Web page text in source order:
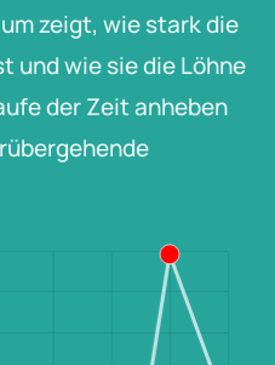
zeigt, wie stark die
wie sie die Löhne
der Zeit anheben